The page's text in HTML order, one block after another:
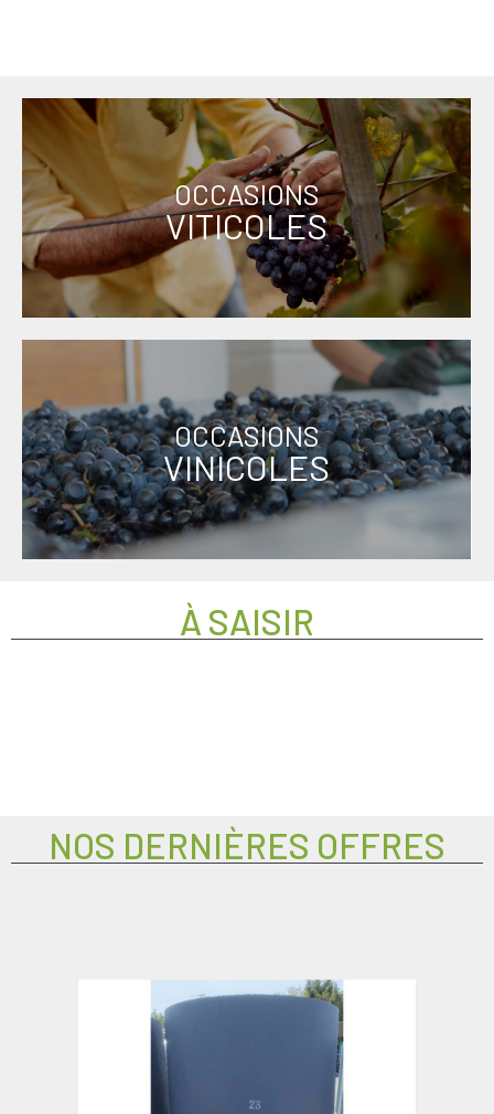
OCCASIONS
VITICOLES
OCCASIONS
VINICOLES
À SAISIR
NOS DERNIÈRES OFFRES